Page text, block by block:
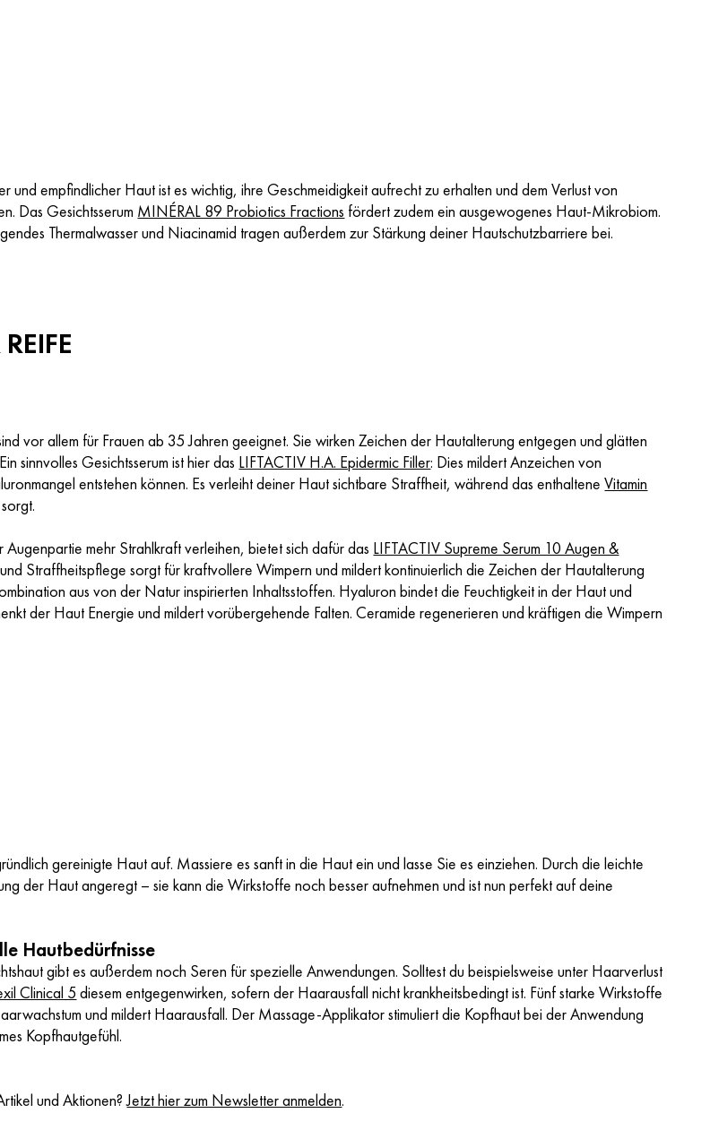
und empfindlicher Haut ist es wichtig, ihre Geschmeidigkeit aufrecht zu erhalten und dem Verlust von
Das Gesichtsserum MINÉRAL 89 Probiotics Fractions fördert zudem ein ausgewogenes Haut-Mikrobiom.
Thermalwasser und Niacinamid tragen außerdem zur Stärkung deiner Hautschutzbarriere bei.
vor allem für Frauen ab 35 Jahren geeignet. Sie wirken Zeichen der Hautalterung entgegen und glätten
sinnvolles Gesichtsserum ist hier das LIFTACTIV H.A. Epidermic Filler: Dies mildert Anzeichen von
entstehen können. Es verleiht deiner Haut sichtbare Straffheit, während das enthalteneVitamin
mehr Strahlkraft verleihen, bietet sich dafür das LIFTACTIV Supreme Serum 10 Augen &
Straffheitspflege sorgt für kraftvollere Wimpern und mildert kontinuierlich die Zeichen der Hautalterung
aus von der Natur inspirierten Inhaltsstoffen. Hyaluron bindet die Feuchtigkeit in der Haut und
der Haut Energie und mildert vorübergehende Falten. Ceramide regenerieren und kräftigen die Wimpern
gereinigte Haut auf. Massiere es sanft in die Haut ein und lasse Sie es einziehen. Durch die leichte
der Haut angeregt – sie kann die Wirkstoffe noch besser aufnehmen und ist nun perfekt auf deine
Hautbedürfnisse
gibt es außerdem noch Seren für spezielle Anwendungen. Solltest du beispielsweise unter Haarverlust
Clinical 5 diesem entgegenwirken, sofern der Haarausfall nicht krankheitsbedingt ist. Fünf starke Wirkstoffe
und mildert Haarausfall. Der Massage-Applikator stimuliert die Kopfhaut bei der Anwendung
Kopfhautgefühl.
und Aktionen?Jetzt hier zum Newsletter anmelden.